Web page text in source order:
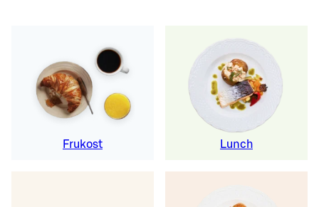
Frukost Lunch